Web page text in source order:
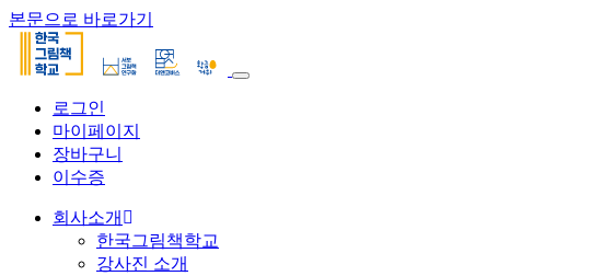
본문으로 바로가기
로그인
마이페이지
장바구니
이수증
회사소개
한국그림책학교
강사진 소개